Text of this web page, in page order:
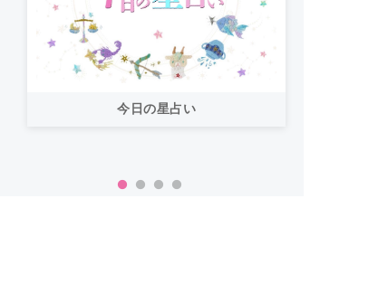
今日の星占い